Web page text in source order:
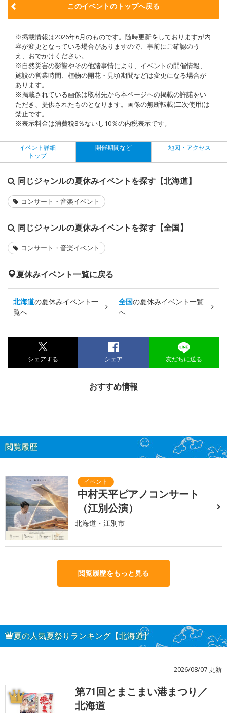
このイベントのトップへ戻る
※掲載情報は2026年6月のものです。随時更新をしておりますが内
容が変更となっている場合がありますので、事前にご確認のう
え、おでかけください。
※自然災害の影響やその他諸事情により、イベントの開催情報、
施設の営業時間、植物の開花・見頃期間などは変更になる場合が
あります。
※掲載されている画像は取材先から本ページへの掲載の許諾をい
ただき、提供されたものとなります。画像の無断転載(二次使用)は
禁止です。
※表示料金は消費税8％ないし10％の内税表示です。
イベント詳細
トップ
開催期間など 地図・アクセス
同じジャンルの夏休みイベントを探す【北海道】
コンサート・音楽イベント
同じジャンルの夏休みイベントを探す【全国】
コンサート・音楽イベント
夏休みイベント一覧に戻る
北海道の夏休みイベント一
覧へ
全国の夏休みイベント一覧
へ
シェアする シェア 友だちに送る
おすすめ情報
閲覧履歴
中村天平ピアノコンサート
（江別公演）
北海道・江別市
閲覧履歴をもっと見る
夏の人気夏祭りランキング【北海道】
2026/08/07 更新
1
第71回とまこまい港まつり／
北海道